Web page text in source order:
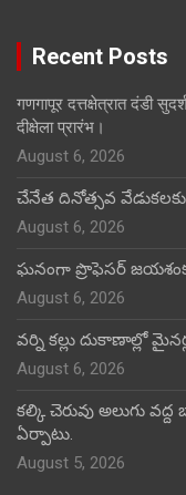
Recent Posts
गणगापूर दत्तक्षेत्रात दंडी
दीक्षेला प्रारंभ।
August 6, 2026
చేనేత దినోత్సవ వేడుకలకు
August 6, 2026
ఘనంగా ప్రొఫెసర్
August 6, 2026
వర్ని కల్లు దుకాణాల్లో
August 6, 2026
కల్కి చెరువు అలుగు
ఏర్పాటు.
August 5, 2026